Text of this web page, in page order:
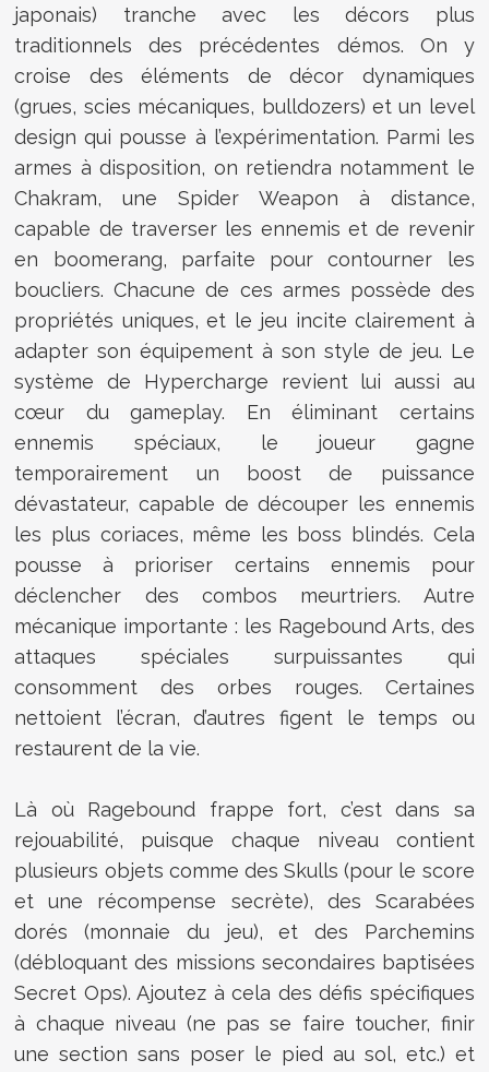
japonais) tranche avec les décors plus
traditionnels des précédentes démos. On y
croise des éléments de décor dynamiques
(grues, scies mécaniques, bulldozers) et un level
design qui pousse à l’expérimentation. Parmi les
armes à disposition, on retiendra notamment le
Chakram, une Spider Weapon à distance,
capable de traverser les ennemis et de revenir
en boomerang, parfaite pour contourner les
boucliers. Chacune de ces armes possède des
propriétés uniques, et le jeu incite clairement à
adapter son équipement à son style de jeu. Le
système de Hypercharge revient lui aussi au
cœur du gameplay. En éliminant certains
ennemis spéciaux, le joueur gagne
temporairement un boost de puissance
dévastateur, capable de découper les ennemis
les plus coriaces, même les boss blindés. Cela
pousse à prioriser certains ennemis pour
déclencher des combos meurtriers. Autre
mécanique importante : les Ragebound Arts, des
attaques spéciales surpuissantes qui
consomment des orbes rouges. Certaines
nettoient l’écran, d’autres figent le temps ou
restaurent de la vie.
Là où Ragebound frappe fort, c’est dans sa
rejouabilité, puisque chaque niveau contient
plusieurs objets comme des Skulls (pour le score
et une récompense secrète), des Scarabées
dorés (monnaie du jeu), et des Parchemins
(débloquant des missions secondaires baptisées
Secret Ops). Ajoutez à cela des défis spécifiques
à chaque niveau (ne pas se faire toucher, finir
une section sans poser le pied au sol, etc.) et